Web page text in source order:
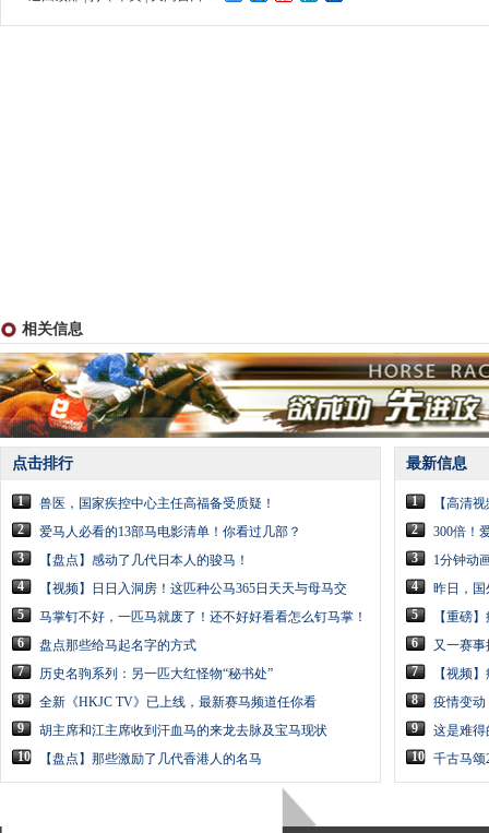
相关信息
点击排行
1
兽医，国家疾控中心主任高福备受质疑！
2
爱马人必看的13部马电影清单！你看过几部？
3
【盘点】感动了几代日本人的骏马！
4
【视频】日日入洞房！这匹种公马365日天天与母马交
5
马掌钉不好，一匹马就废了！还不好好看看怎么钉马掌！
6
盘点那些给马起名字的方式
7
历史名驹系列：另一匹大红怪物“秘书处”
8
全新《HKJC TV》已上线，最新赛马频道任你看
9
胡主席和江主席收到汗血马的来龙去脉及宝马现状
10
【盘点】那些激励了几代香港人的名马
最新信息
1
【高清
2
300倍！
3
1分钟动
4
昨日，国
5
【重磅
6
又一赛
7
【视频
8
疫情变动
9
这是难得
10 千古马颂